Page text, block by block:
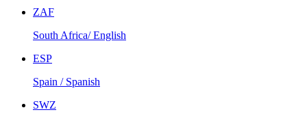
ZAF
South Africa/ English
ESP
Spain / Spanish
SWZ